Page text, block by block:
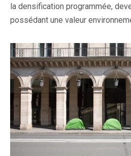
la densification programmée,
possédant une valeur